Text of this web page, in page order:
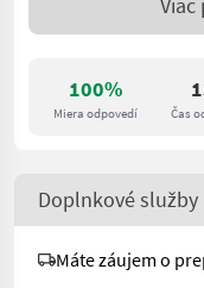
100%
Miera odpovedí Čas
Doplnkové služby
Máte záujem o